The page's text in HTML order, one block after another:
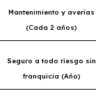
Mantenimiento y averías
(Cada 2 años)
Seguro a todo riesgo sin
franquicia (Año)